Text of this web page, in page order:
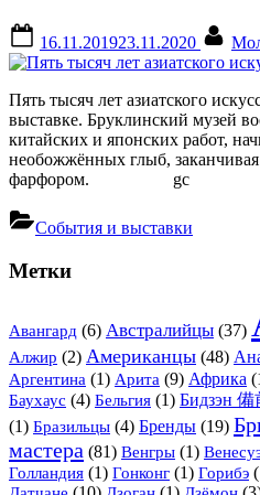
on
16.11.201923.11.2020
Пять тысяч лет азиатского
выставке. Бруклинский музей
китайских и японских работ,
необожжённых глыб,
фарфором. gc
События и выставки
Метки
Авангард (6) Австралийцы (37)
Алжир (2) Американцы (48)
Аргентина (1) Арита (9) Африка
Баухаус (4) Бельгия (1) Бидзэн 備
(1) Бразильцы (4) Бренды (19)
мастера (81) Венгры (1)
Голландия (1) Гонконг (1) Горибэ